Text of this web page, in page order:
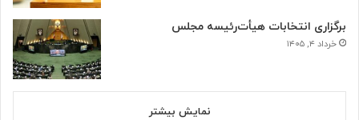
برگزاری انتخابات هیأت‌رئیسه مجلس
خرداد ۴, ۱۴۰۵
نمایش بیشتر